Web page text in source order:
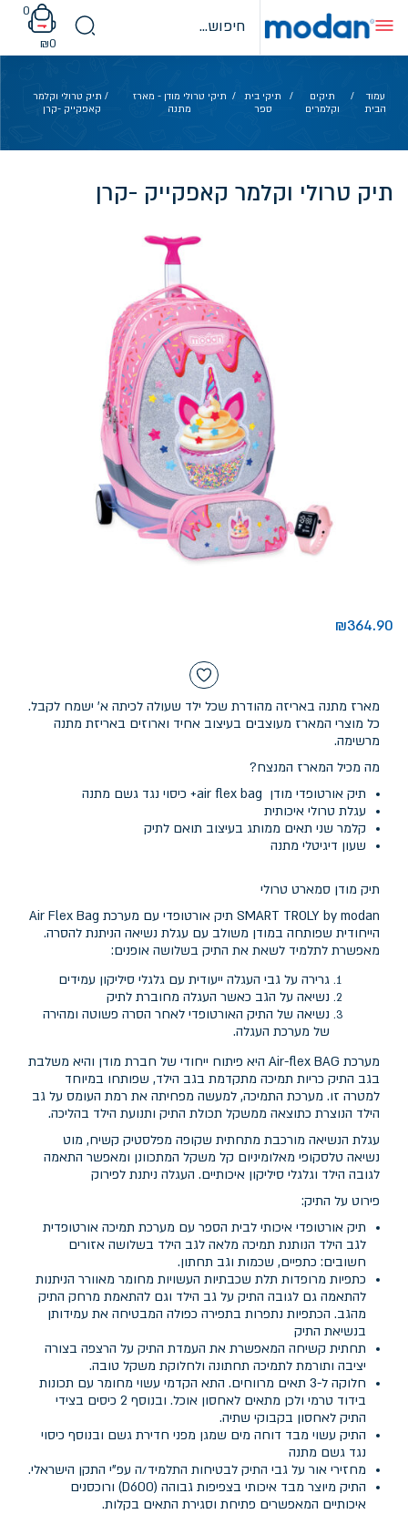
content
0
₪0
עמוד
הבית
/
תיקים
וקלמרים
/
תיקי בית
ספר
/ תיקי טרולי מודן - מארז
מתנה
/ תיק טרולי וקלמר
קאפקייק -קרן
תיק טרולי וקלמר קאפקייק -קרן
₪364.90
מארז מתנה באריזה מהודרת שכל ילד שעולה לכיתה א' ישמח לקבל.
כל מוצרי המארז מעוצבים בעיצוב אחיד וארוזים באריזת מתנה
מרשימה.
מה מכיל המארז המנצח?
תיק אורטופדי מודן air flex bag+ כיסוי נגד גשם מתנה
עגלת טרולי איכותית
קלמר שני תאים ממותג בעיצוב תואם לתיק
שעון דיגיטלי מתנה
תיק מודן סמארט טרולי
SMART TROLY by modan תיק אורטופדי עם מערכת Air Flex Bag
הייחודית שפותחה במודן משולב עם עגלת נשיאה הניתנת להסרה.
מאפשרת לתלמיד לשאת את התיק בשלושה אופנים:
גרירה על גבי העגלה ייעודית עם גלגלי סיליקון עמידים
נשיאה על הגב כאשר העגלה מחוברת לתיק
נשיאה של התיק האורטופדי לאחר הסרה פשוטה ומהירה
של מערכת העגלה.
מערכת Air-flex BAG היא פיתוח ייחודי של חברת מודן והיא משלבת
בגב התיק כריות תמיכה מתקדמת בגב הילד, שפותחו במיוחד
למטרה זו. מערכת התמיכה, למעשה מפחיתה את רמת העומס על גב
הילד הנוצרת כתוצאה ממשקל תכולת התיק ותנועת הילד בהליכה.
עגלת הנשיאה מורכבת מתחתית שקופה מפלסטיק קשיח, מוט
נשיאה טלסקופי מאלומיניום קל משקל המתכוונן ומאפשר התאמה
לגובה הילד וגלגלי סיליקון איכותיים. העגלה ניתנת לפירוק
פירוט על התיק:
תיק אורטופדי איכותי לבית הספר עם מערכת תמיכה אורטופדית
לגב הילד הנותנת תמיכה מלאה לגב הילד בשלושה אזורים
חשובים: כתפיים, שכמות וגב תחתון.
כתפיות מרופדות תלת שכבתיות העשויות מחומר מאוורר הניתנות
להתאמה גם לגובה התיק על גב הילד וגם להתאמת מרחק התיק
מהגב. הכתפיות נתפרות בתפירה כפולה המבטיחה את עמידותן
בנשיאת התיק
תחתית קשיחה המאפשרת את העמדת התיק על הרצפה בצורה
יציבה ותורמת לתמיכה תחתונה ולחלוקת משקל טובה.
חלוקה ל-3 תאים מרווחים. התא הקדמי עשוי מחומר עם תכונות
בידוד טרמי ולכן מתאים לאחסון אוכל. ובנוסף 2 כיסים בצידי
התיק לאחסון בקבוקי שתיה.
התיק עשוי מבד דוחה מים שמגן מפני חדירת גשם ובנוסף כיסוי
נגד גשם מתנה
מחזירי אור על גבי התיק לבטיחות התלמיד/ה עפ"י התקן הישראלי.
התיק מיוצר מבד איכותי בצפיפות גבוהה (D600) ורוכסנים
איכותיים המאפשרים פתיחת וסגירת התאים בקלות.